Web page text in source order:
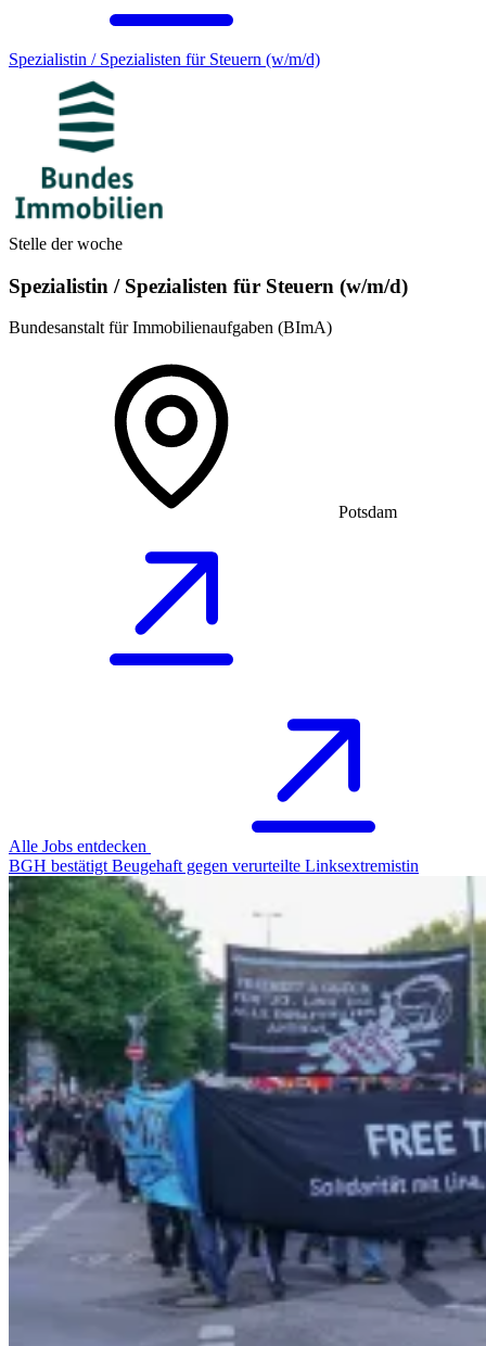
Spezialistin / Spezialisten für Steuern (w/m/d)
Stelle der woche
Spezialistin / Spezialisten für Steuern (w/m/d)
Bundesanstalt für Immobilienaufgaben (BImA)
Potsdam
Alle Jobs entdecken
BGH bestätigt Beugehaft gegen verurteilte Linksextremistin